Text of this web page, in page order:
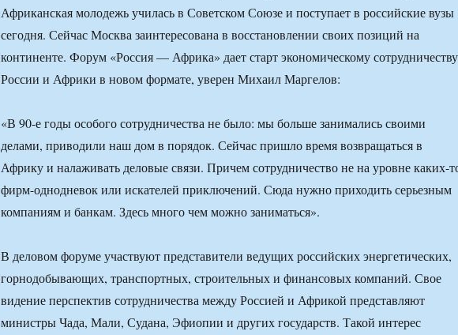
Африканская молодежь училась в Советском Союзе и поступает в российские вузы
сегодня. Сейчас Москва заинтересована в восстановлении своих позиций на
континенте. Форум «Россия — Африка» дает старт экономическому сотрудничеству
России и Африки в новом формате, уверен Михаил Маргелов:
«В 90-е годы особого сотрудничества не было: мы больше занимались своими
делами, приводили наш дом в порядок. Сейчас пришло время возвращаться в
Африку и налаживать деловые связи. Причем сотрудничество не на уровне каких-
фирм-однодневок или искателей приключений. Сюда нужно приходить серьезным
компаниям и банкам. Здесь много чем можно заниматься».
В деловом форуме участвуют представители ведущих российских энергетических,
горнодобывающих, транспортных, строительных и финансовых компаний. Свое
видение перспектив сотрудничества между Россией и Африкой представляют
министры Чада, Мали, Судана, Эфиопии и других государств. Такой интерес